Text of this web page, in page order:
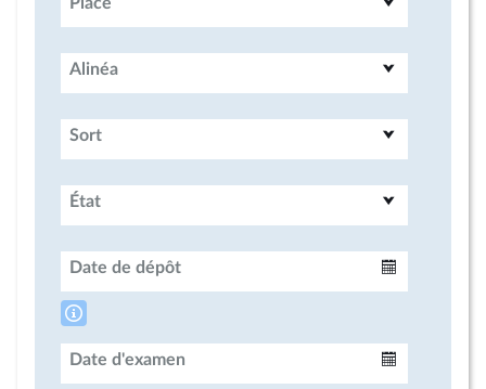
Alinéa
Sort
État
Date de dépôt
Date d'examen